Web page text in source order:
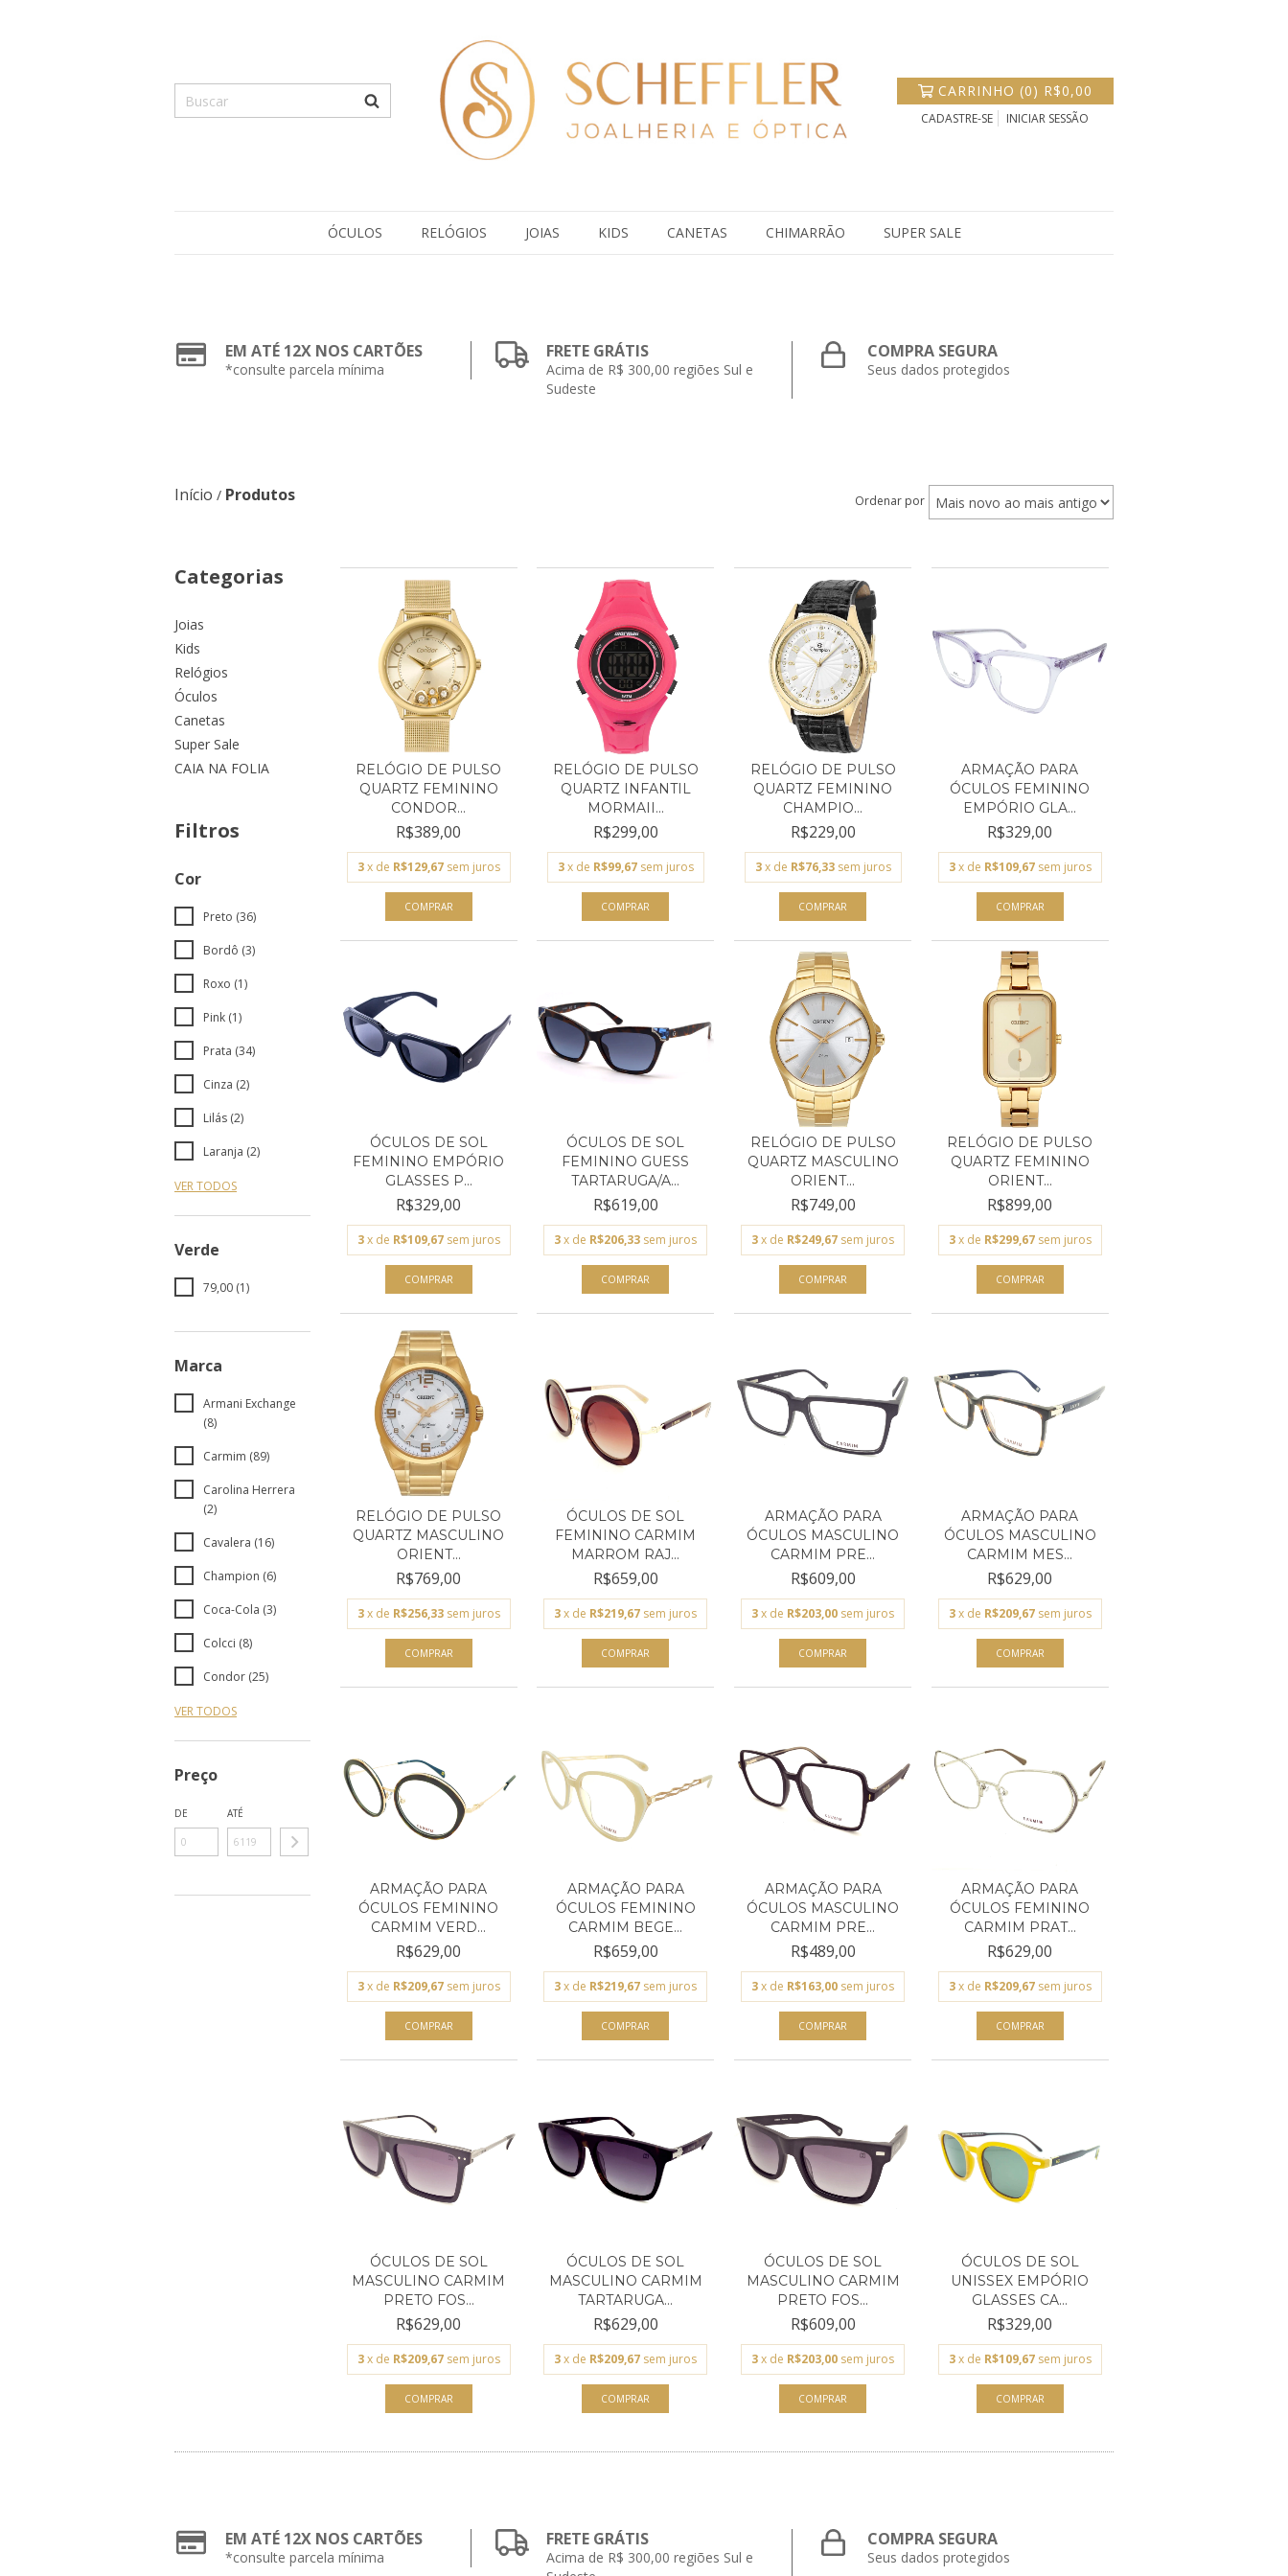
CARRINHO (0) R$0,00
CADASTRE-SE INICIAR SESSÃO
ÓCULOS RELÓGIOS JOIAS KIDS CANETAS CHIMARRÃO SUPER SALE
EM ATÉ 12X NOS CARTÕES
*consulte parcela mínima
FRETE GRÁTIS
Acima de R$ 300,00 regiões Sul e
Sudeste
COMPRA SEGURA
Seus dados protegidos
Início / Produtos Ordenar por
Categorias
Joias
Kids
Relógios
Óculos
Canetas
Super Sale
CAIA NA FOLIA
Filtros
Cor
Preto (36)
Bordô (3)
Roxo (1)
Pink (1)
Prata (34)
Cinza (2)
Lilás (2)
Laranja (2)
VER TODOS
Verde
79,00 (1)
Marca
Armani Exchange
(8)
Carmim (89)
Carolina Herrera
(2)
Cavalera (16)
Champion (6)
Coca-Cola (3)
Colcci (8)
Condor (25)
VER TODOS
Preço
DE ATÉ
RELÓGIO DE PULSO
QUARTZ FEMININO
CONDOR...
R$389,00
3 x de R$129,67 sem juros
RELÓGIO DE PULSO
QUARTZ INFANTIL
MORMAII...
R$299,00
3x de R$99,67 sem juros
RELÓGIO DE PULSO
QUARTZ FEMININO
CHAMPIO...
R$229,00
3 x de R$76,33 sem juros
ARMAÇÃO PARA
ÓCULOS FEMININO
EMPÓRIO GLA...
R$329,00
3x de R$109,67 sem juros
ÓCULOS DE SOL
FEMININO EMPÓRIO
GLASSES P...
R$329,00
3 x de R$109,67 sem juros
ÓCULOS DE SOL
FEMININO GUESS
TARTARUGA/A...
R$619,00
3x de R$206,33 sem juros
RELÓGIO DE PULSO
QUARTZ MASCULINO
ORIENT...
R$749,00
3x de R$249,67 sem juros
RELÓGIO DE PULSO
QUARTZ FEMININO
ORIENT...
R$899,00
3x de R$299,67 sem juros
RELÓGIO DE PULSO
QUARTZ MASCULINO
ORIENT...
R$769,00
3 x de R$256,33 sem juros
ÓCULOS DE SOL
FEMININO CARMIM
MARROM RAJ...
R$659,00
3x de R$219,67 sem juros
ARMAÇÃO PARA
ÓCULOS MASCULINO
CARMIM PRE...
R$609,00
3x de R$203,00 sem juros
ARMAÇÃO PARA
ÓCULOS MASCULINO
CARMIM MES...
R$629,00
3x de R$209,67 sem juros
ARMAÇÃO PARA
ÓCULOS FEMININO
CARMIM VERD...
R$629,00
3 x de R$209,67 sem juros
ARMAÇÃO PARA
ÓCULOS FEMININO
CARMIM BEGE...
R$659,00
3x de R$219,67 sem juros
ARMAÇÃO PARA
ÓCULOS MASCULINO
CARMIM PRE...
R$489,00
3x de R$163,00 sem juros
ARMAÇÃO PARA
ÓCULOS FEMININO
CARMIM PRAT...
R$629,00
3x de R$209,67 sem juros
ÓCULOS DE SOL
MASCULINO CARMIM
PRETO FOS...
R$629,00
3 x de R$209,67 sem juros
ÓCULOS DE SOL
MASCULINO CARMIM
TARTARUGA...
R$629,00
3x de R$209,67 sem juros
ÓCULOS DE SOL
MASCULINO CARMIM
PRETO FOS...
R$609,00
3x de R$203,00 sem juros
ÓCULOS DE SOL
UNISSEX EMPÓRIO
GLASSES CA...
R$329,00
3x de R$109,67 sem juros
EM ATÉ 12X NOS CARTÕES
*consulte parcela mínima
FRETE GRÁTIS
Acima de R$ 300,00 regiões Sul e
COMPRA SEGURA
Seus dados protegidos